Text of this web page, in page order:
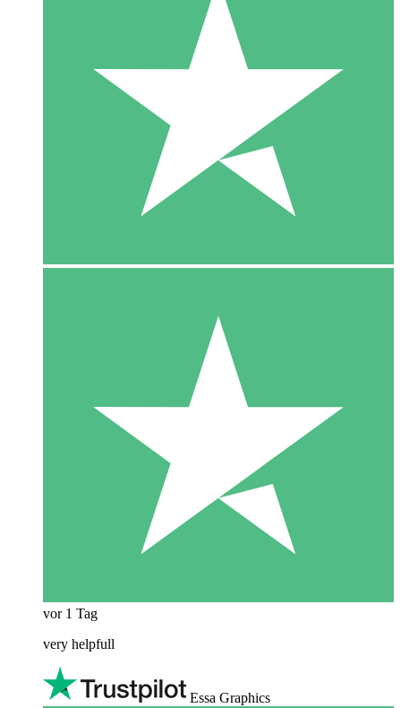
vor 1 Tag
very helpfull
Essa Graphics